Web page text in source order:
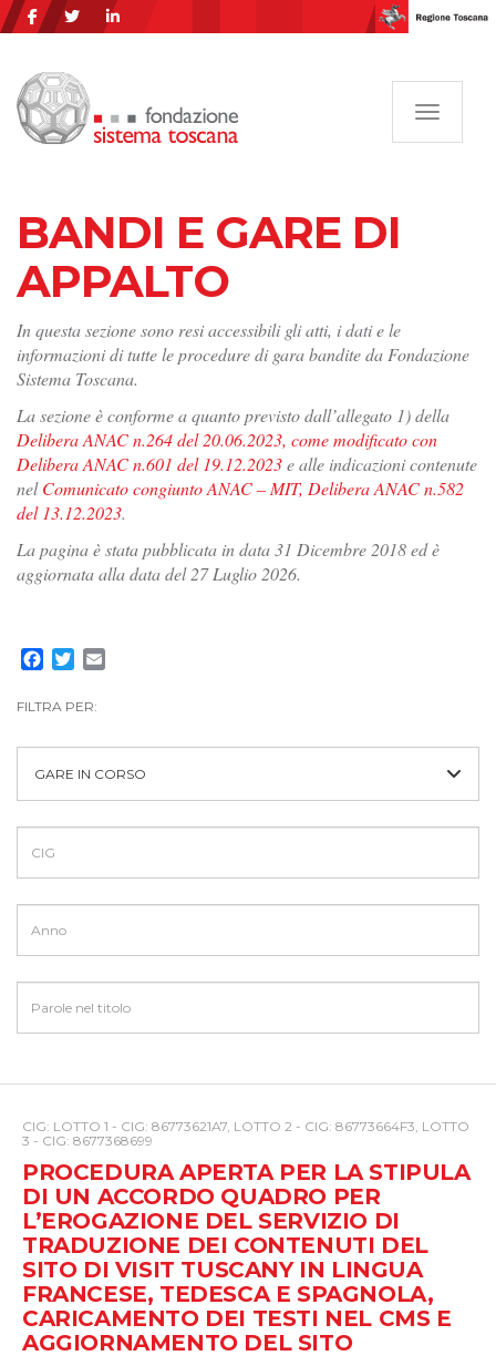
BANDI E GARE DI
APPALTO
In questa sezione sono resi accessibili gli atti, i dati e le
informazioni di tutte le procedure di gara bandite da Fondazione
Sistema Toscana.
La sezione è conforme a quanto previsto dall’allegato 1) della
Delibera ANAC n.264 del 20.06.2023, come modificato con
Delibera ANAC n.601 del 19.12.2023e alle indicazioni contenute
nelComunicato congiunto ANAC – MIT, Delibera ANAC n.582
del 13.12.2023.
La pagina è stata pubblicata in data 31 Dicembre 2018 ed è
aggiornata alla data del 27 Luglio 2026.
Facebook
Twitter
FILTRA PER:
GARE IN CORSO
CIG: LOTTO 1 - CIG: 86773621A7, LOTTO 2 - CIG: 86773664F3, LOTTO
3 - CIG: 8677368699
PROCEDURA APERTA PER LA STIPULA
DI UN ACCORDO QUADRO PER
L’EROGAZIONE DEL SERVIZIO DI
TRADUZIONE DEI CONTENUTI DEL
SITO DI VISIT TUSCANY IN LINGUA
FRANCESE, TEDESCA E SPAGNOLA,
CARICAMENTO DEI TESTI NEL CMS E
AGGIORNAMENTO DEL SITO